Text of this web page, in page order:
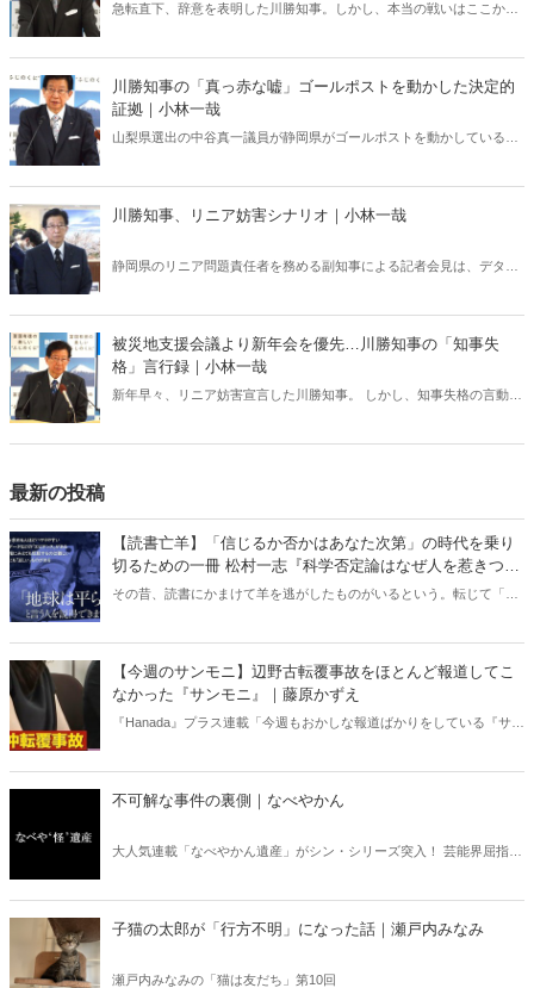
急転直下、辞意を表明した川勝知事。しかし、本当の戦いはここから
川勝知事の「真っ赤な嘘」ゴールポストを動かした決定的
証拠｜小林一哉
山梨県選出の中谷真一議員が静岡県がゴールポストを動かしていると
川勝知事、リニア妨害シナリオ｜小林一哉
静岡県のリニア問題責任者を務める副知事による記者会見は、デタラ
被災地支援会議より新年会を優先…川勝知事の「知事失
格」言行録｜小林一哉
新年早々、リニア妨害宣言した川勝知事。 しかし、知事失格の言動は
最新の投稿
【読書亡羊】「信じるか否かはあなた次第」の時代を乗り
切るための一冊 松村一志『科学否定論はなぜ人を惹きつけ
るのか』（ちくま新書）｜梶原麻衣子
その昔、読書にかまけて羊を逃がしたものがいるという。転じて「読
ある。元月刊『Hanada』編集部員のライター・梶原がお送りする時事
書評！
【今週のサンモニ】辺野古転覆事故をほとんど報道してこ
なかった『サンモニ』｜藤原かずえ
『Hanada』プラス連載「今週もおかしな報道ばかりをしている『サン
不可解な事件の裏側｜なべやかん
大人気連載「なべやかん遺産」がシン・シリーズ突入！ 芸能界屈指の
信じるか信じないかは、あなた次第！ 芸能ニュース
子猫の太郎が「行方不明」になった話｜瀬戸内みなみ
瀬戸内みなみの「猫は友だち」第10回